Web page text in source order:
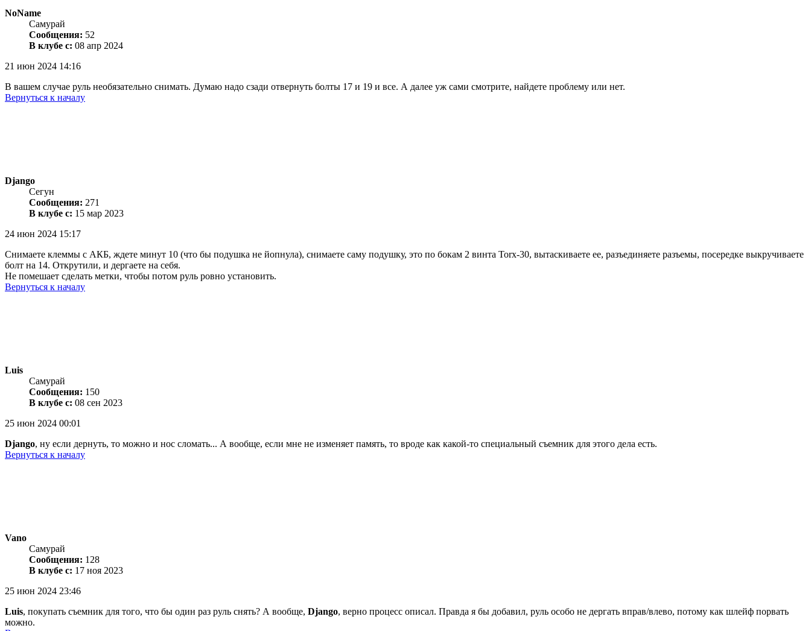
NoName
Самурай
Сообщения: 52
В клубе с: 08 апр 2024
21 июн 2024 14:16
В вашем случае руль необязательно снимать. Думаю надо сзади отвернуть болты 17 и 19 и все. А далее уж сами смотрите, найдете проблему или нет.
Вернуться к началу
Django
Сегун
Сообщения: 271
В клубе с: 15 мар 2023
24 июн 2024 15:17
Снимаете клеммы с АКБ, ждете минут 10 (что бы подушка не йопнула), снимаете саму подушку, это по бокам 2 винта Torx-30, вытаскиваете ее, разъединяете разъемы, посередке выкручиваете
болт на 14. Открутили, и дергаете на себя.
Не помешает сделать метки, чтобы потом руль ровно установить.
Вернуться к началу
Luis
Самурай
Сообщения: 150
В клубе с: 08 сен 2023
25 июн 2024 00:01
Django, ну если дернуть, то можно и нос сломать... А вообще, если мне не изменяет память, то вроде как какой-то специальный съемник для этого дела есть.
Вернуться к началу
Vano
Самурай
Сообщения: 128
В клубе с: 17 ноя 2023
25 июн 2024 23:46
Luis, покупать съемник для того, что бы один раз руль снять? А вообще, Django, верно процесс описал. Правда я бы добавил, руль особо не дергать вправ/влево, потому как шлейф порвать
можно.